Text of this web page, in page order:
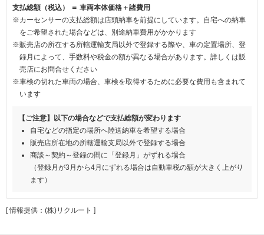
支払総額（税込） ＝ 車両本体価格＋諸費用
※カーセンサーの支払総額は店頭納車を前提にしています。自宅への納車
をご希望された場合などは、別途納車費用がかかります
※販売店の所在する所轄運輸支局以外で登録する際や、車の定置場所、登
録月によって、手数料や税金の額が異なる場合があります。詳しくは販
売店にお問合せください
※車検の切れた車両の場合、車検を取得するために必要な費用も含まれて
います
【ご注意】以下の場合などで支払総額が変わります
自宅などの指定の場所へ陸送納車を希望する場合
販売店所在地の所轄運輸支局以外で登録する場合
商談～契約～登録の間に「登録月」がずれる場合
（登録月が3月から4月にずれる場合は自動車税の額が大きく上がり
ます）
[ 情報提供：(株)リクルート ]